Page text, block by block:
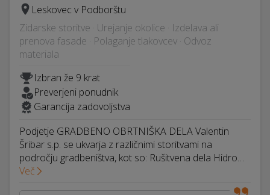
Leskovec v Podborštu
Zidarske storitve · Urejanje okolice · Izdelava ali
prenova fasade · Polaganje tlakovcev · Odvoz
materiala
Izbran že 9 krat
Preverjeni ponudnik
Garancija zadovoljstva
Podjetje GRADBENO OBRTNIŠKA DELA Valentin
Šribar s.p. se ukvarja z različnimi storitvami na
področju gradbeništva, kot so: Rušitvena dela Hidro…
Več